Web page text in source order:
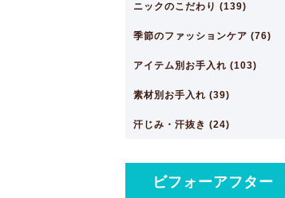
ニックのこだわり (139)
季節のファッションケア (76)
アイテム別お手入れ (103)
素材別お手入れ (39)
汗じみ・汗抜き (24)
ビフォーアフター